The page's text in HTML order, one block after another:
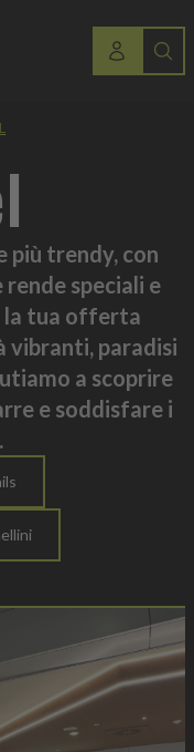
più trendy, con
speciali e
la tua offerta
paradisi
a scoprire
e soddisfare i